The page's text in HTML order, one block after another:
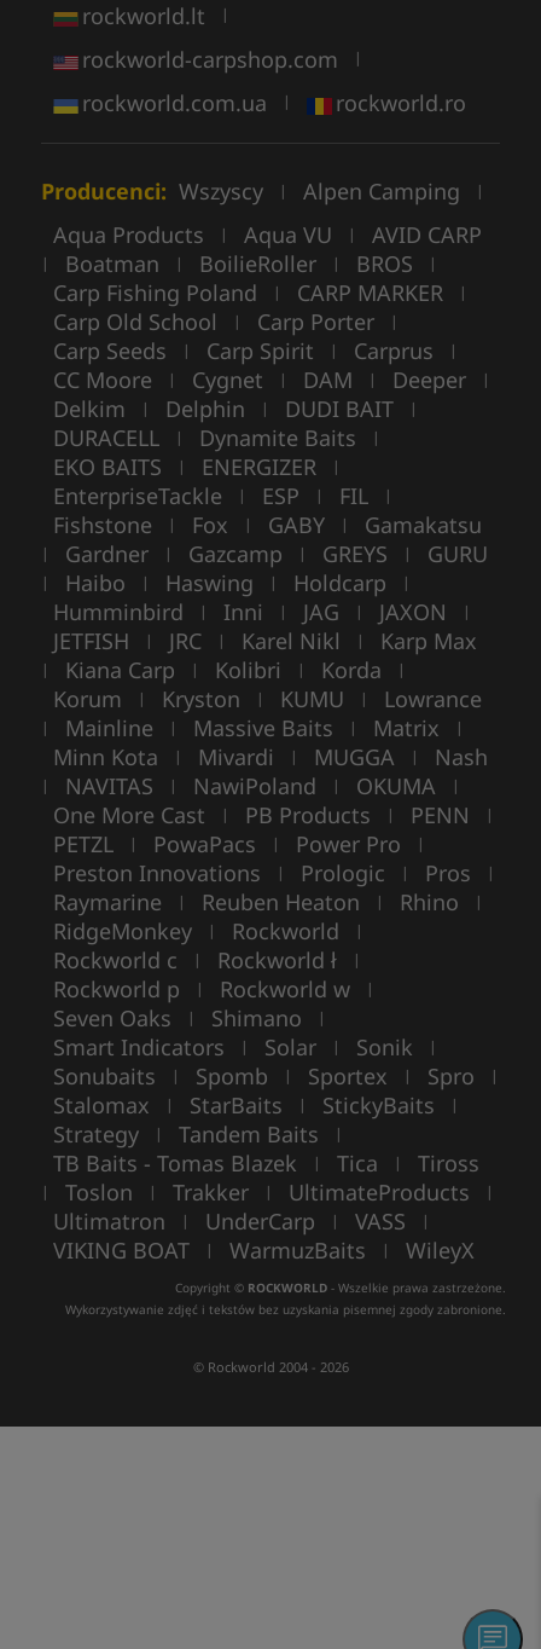
rockworld.lt |
rockworld-carpshop.com |
rockworld.com.ua | rockworld.ro
Producenci: Wszyscy | Alpen Camping |
Aqua Products | Aqua VU | AVID CARP
| Boatman | BoilieRoller | BROS |
Carp Fishing Poland | CARP MARKER |
Carp Old School | Carp Porter |
Carp Seeds | Carp Spirit | Carprus |
CC Moore | Cygnet | DAM | Deeper |
Delkim | Delphin | DUDI BAIT |
DURACELL | Dynamite Baits |
EKO BAITS | ENERGIZER |
EnterpriseTackle | ESP | FIL |
Fishstone | Fox | GABY | Gamakatsu
| Gardner | Gazcamp | GREYS | GURU
| Haibo | Haswing | Holdcarp |
Humminbird | Inni | JAG | JAXON |
JETFISH | JRC | Karel Nikl | Karp Max
| Kiana Carp | Kolibri | Korda |
Korum | Kryston | KUMU | Lowrance
| Mainline | Massive Baits | Matrix |
Minn Kota | Mivardi | MUGGA | Nash
| NAVITAS | NawiPoland | OKUMA |
One More Cast | PB Products | PENN |
PETZL | PowaPacs | Power Pro |
Preston Innovations | Prologic | Pros |
Raymarine | Reuben Heaton | Rhino |
RidgeMonkey | Rockworld |
Rockworld c | Rockworld ł |
Rockworld p | Rockworld w |
Seven Oaks | Shimano |
Smart Indicators | Solar | Sonik |
Sonubaits | Spomb | Sportex | Spro |
Stalomax | StarBaits | StickyBaits |
Strategy | Tandem Baits |
TB Baits - Tomas Blazek | Tica | Tiross
| Toslon | Trakker | UltimateProducts |
Ultimatron | UnderCarp | VASS |
VIKING BOAT | WarmuzBaits | WileyX
Copyright © ROCKWORLD - Wszelkie prawa zastrzeżone.
Wykorzystywanie zdjęć i tekstów bez uzyskania pisemnej zgody zabronione.
© Rockworld 2004 - 2026